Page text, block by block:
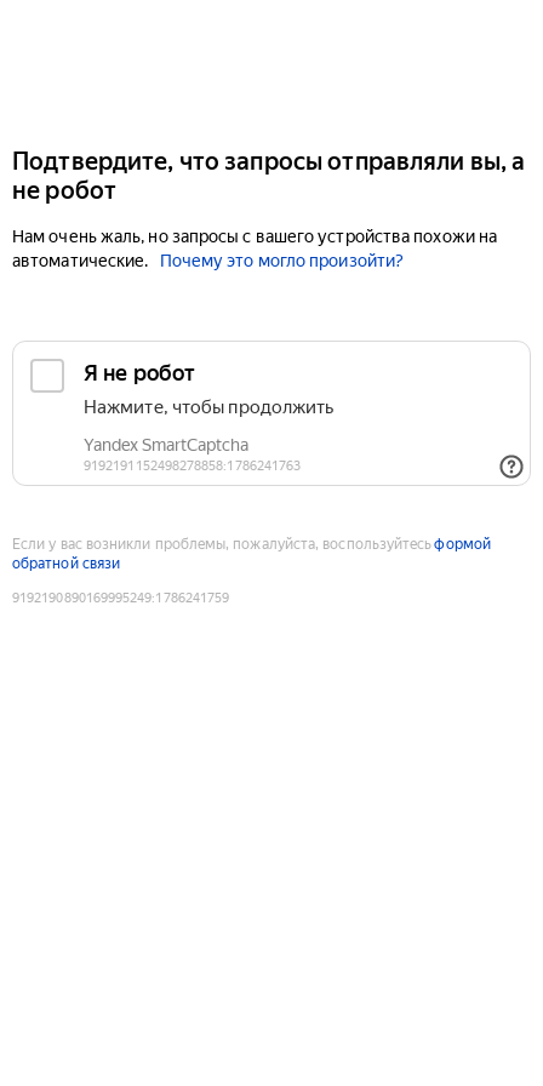
Подтвердите, что запросы отправляли вы, а
не робот
Нам очень жаль, но запросы с вашего устройства похожи на
автоматические.
Почему это могло произойти?
Если у вас возникли проблемы, пожалуйста, воспользуйтесьформой
обратной связи
9192190890169995249:1786241759